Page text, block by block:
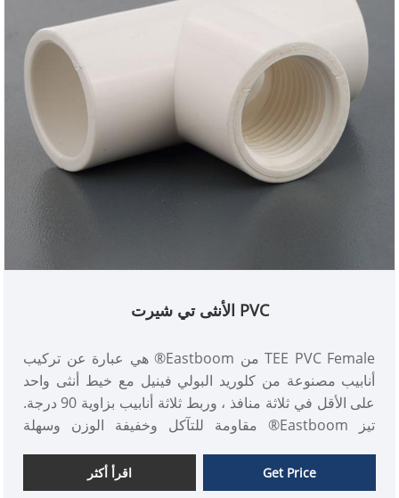
PVC الأنثى تي شيرت
TEE PVC Female من Eastboom® هي عبارة عن تركيب
أنابيب مصنوعة من كلوريد البولي فينيل مع خيط أنثى واحد
على الأقل في ثلاثة منافذ ، وربط ثلاثة أنابيب بزاوية 90 درجة.
تيز Eastboom® مقاومة للتآكل وخفيفة الوزن وسهلة
اقرأ أكثر Get Price